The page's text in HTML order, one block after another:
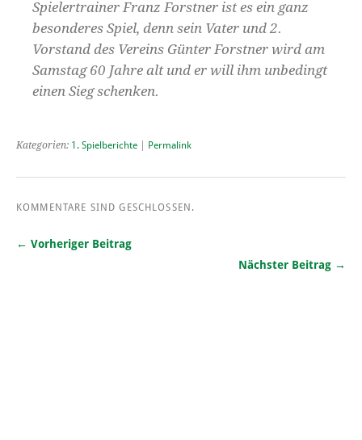
Spielertrainer Franz Forstner ist es ein ganz
besonderes Spiel, denn sein Vater und 2.
Vorstand des Vereins Günter Forstner wird am
Samstag 60 Jahre alt und er will ihm unbedingt
einen Sieg schenken.
Kategorien: 1. Spielberichte Permalink
KOMMENTARE SIND GESCHLOSSEN.
← Vorheriger Beitrag
Nächster Beitrag →